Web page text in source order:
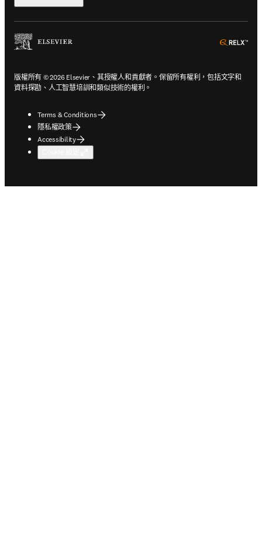
版權所有 © 2026 Elsevier、其授權人和貢獻者。保留所有權利，包括文字和
資料探勘、人工智慧培訓和類似技術的權利。
Terms & Conditions
隱私權政策
Accessibility